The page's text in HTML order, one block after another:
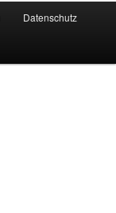
Datenschutz